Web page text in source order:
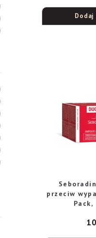
Dodaj
przeciw